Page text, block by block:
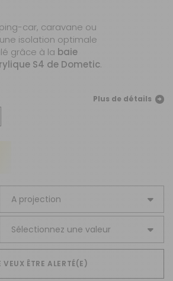
car, caravane ou
isolation optimale
grâce à la baie
S4 de Dometic.
Plus de détails
VEUX ÊTRE ALERTÉ(E)